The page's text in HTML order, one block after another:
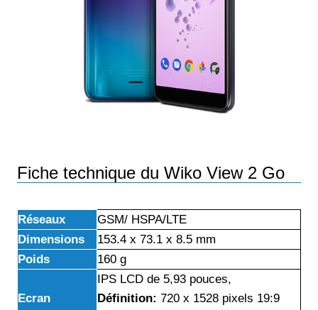
Fiche technique du Wiko View 2 Go
Réseaux
GSM/ HSPA/LTE
Dimensions
153.4 x 73.1 x 8.5 mm
Poids
160 g
Ecran
IPS LCD de 5,93 pouces,
Définition: 720 x 1528 pixels 19:9